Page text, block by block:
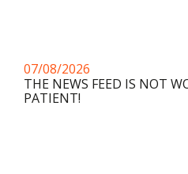
07/08/2026
THE NEWS FEED IS NOT
PATIENT!